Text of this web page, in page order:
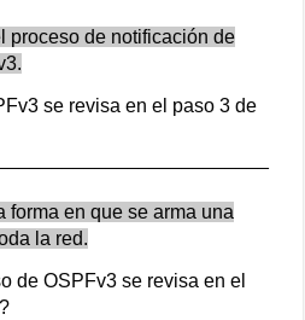
proceso de notificación de
se revisa en el paso 3 de
forma en que se arma una
la red.
de OSPFv3 se revisa en el